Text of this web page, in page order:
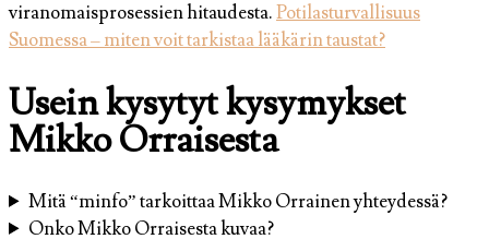
viranomaisprosessien hitaudesta.Potilasturvallisuus
Suomessa – miten voit tarkistaa lääkärin taustat?
Usein kysytyt kysymykset
Mikko Orraisesta
Mitä “minfo” tarkoittaa Mikko Orrainen yhteydessä?
Onko Mikko Orraisesta kuvaa?